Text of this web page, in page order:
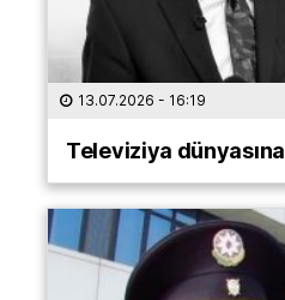
13.07.2026 - 16:19
Televiziya dünyasına